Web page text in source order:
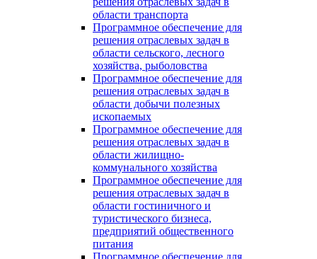
области транспорта
Программное обеспечение для
решения отраслевых задач в
области сельского, лесного
хозяйства, рыболовства
Программное обеспечение для
решения отраслевых задач в
области добычи полезных
ископаемых
Программное обеспечение для
решения отраслевых задач в
области жилищно-
коммунального хозяйства
Программное обеспечение для
решения отраслевых задач в
области гостиничного и
туристического бизнеса,
предприятий общественного
питания